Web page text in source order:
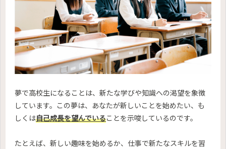
夢で高校生になることは、新たな学びや知識への渇望を象徴
しています。この夢は、あなたが新しいことを始めたい、も
しくは自己成長を望んでいることを示唆しているのです。
たとえば、新しい趣味を始めるか、仕事で新たなスキルを習